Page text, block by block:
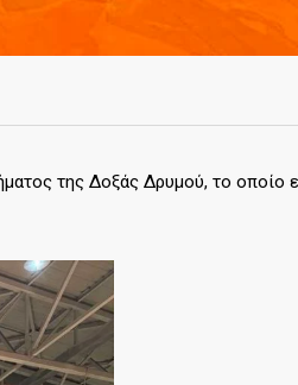
της Δοξάς Δρυμού, το οποίο